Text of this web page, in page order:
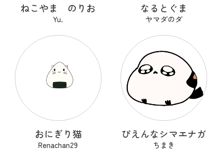
ねこやま のりお
Yu.
なるとぐま
ヤマダのダ
おにぎり猫
Renachan29
ぴえんなシマエナガ
ちまき